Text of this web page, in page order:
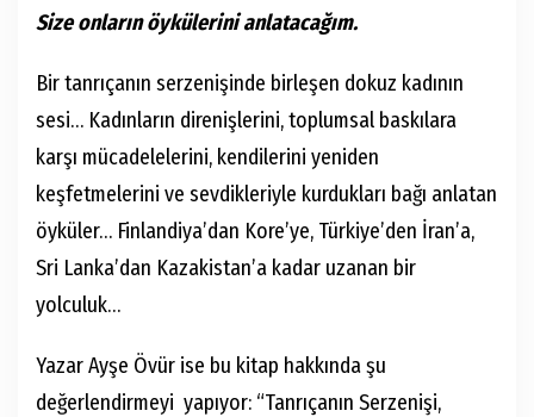
Size onların öykülerini anlatacağım.
Bir tanrıçanın serzenişinde birleşen dokuz kadının
sesi… Kadınların direnişlerini, toplumsal baskılara
karşı mücadelelerini, kendilerini yeniden
keşfetmelerini ve sevdikleriyle kurdukları bağı anlatan
öyküler… Finlandiya’dan Kore’ye, Türkiye’den İran’a,
Sri Lanka’dan Kazakistan’a kadar uzanan bir
yolculuk…
Yazar Ayşe Övür ise bu kitap hakkında şu
değerlendirmeyi yapıyor: “Tanrıçanın Serzenişi,